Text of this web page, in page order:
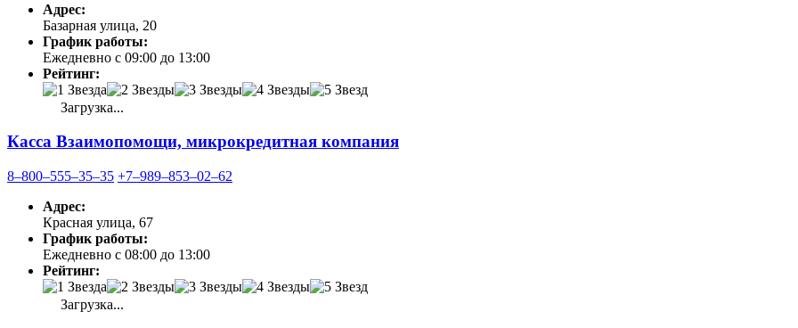
Адрес:
Базарная улица, 20
График работы:
Ежедневно с 09:00 до 13:00
Рейтинг:
Загрузка...
Касса Взаимопомощи, микрокредитная компания
8‒800‒555‒35‒35 +7‒989‒853‒02‒62
Адрес:
Красная улица, 67
График работы:
Ежедневно с 08:00 до 13:00
Рейтинг:
Загрузка...